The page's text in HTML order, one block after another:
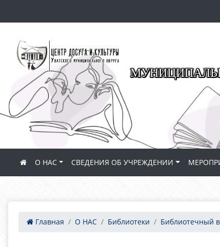
О НАС СВЕДЕНИЯ ОБ УЧРЕЖДЕНИИ
Главная О НАС Библиотеки Библиотечный